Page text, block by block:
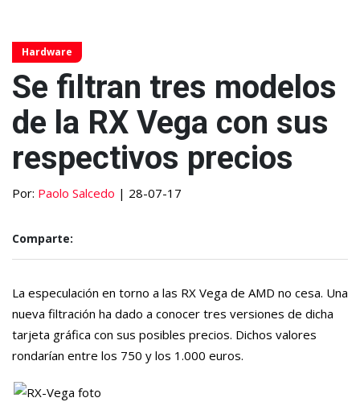
Hardware
Se filtran tres modelos
de la RX Vega con sus
respectivos precios
Por: Paolo Salcedo | 28-07-17
Comparte:
La especulación en torno a las RX Vega de AMD no cesa. Una
nueva filtración ha dado a conocer tres versiones de dicha
tarjeta gráfica con sus posibles precios. Dichos valores
rondarían entre los 750 y los 1.000 euros.